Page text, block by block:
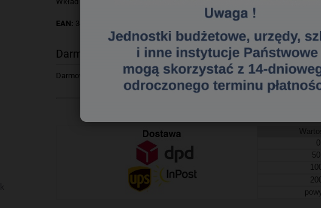
EAN: 34743710060, 3449025060464, 1372512050729
Darmowa dostawa
Darmowa dostawa (Kurier - Przelew bankowy) już od 300,00 zł.